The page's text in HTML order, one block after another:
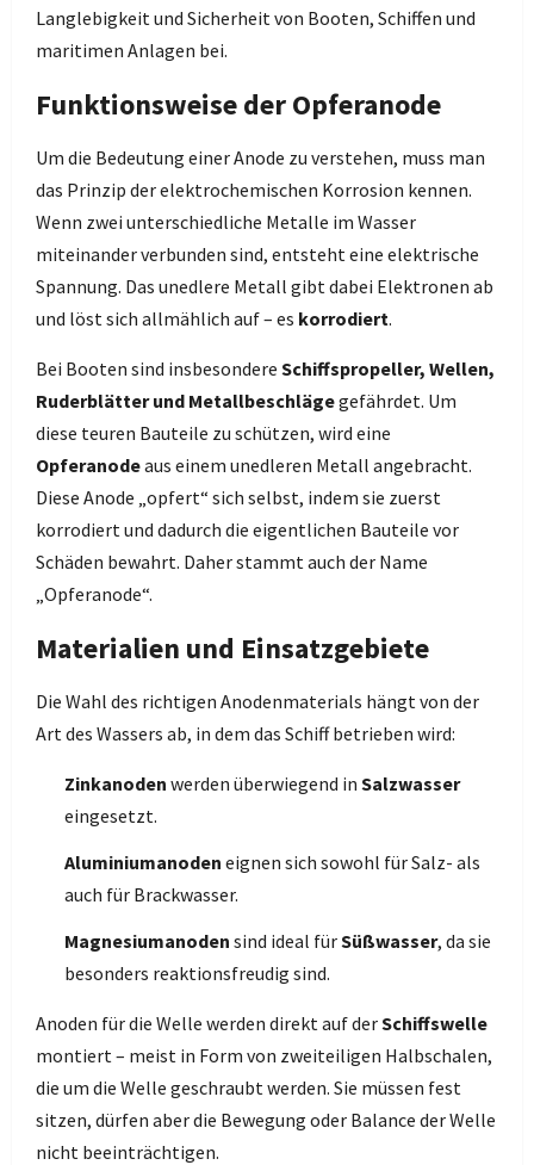
Langlebigkeit und Sicherheit von Booten, Schiffen und
maritimen Anlagen bei.
Funktionsweise der Opferanode
Um die Bedeutung einer Anode zu verstehen, muss man
das Prinzip der elektrochemischen Korrosion kennen.
Wenn zwei unterschiedliche Metalle im Wasser
miteinander verbunden sind, entsteht eine elektrische
Spannung. Das unedlere Metall gibt dabei Elektronen ab
und löst sich allmählich auf – es korrodiert.
Bei Booten sind insbesondere Schiffspropeller, Wellen,
Ruderblätter und Metallbeschlägegefährdet. Um
diese teuren Bauteile zu schützen, wird eine
Opferanodeaus einem unedleren Metall angebracht.
Diese Anode „opfert“ sich selbst, indem sie zuerst
korrodiert und dadurch die eigentlichen Bauteile vor
Schäden bewahrt. Daher stammt auch der Name
„Opferanode“.
Materialien und Einsatzgebiete
Die Wahl des richtigen Anodenmaterials hängt von der
Art des Wassers ab, in dem das Schiff betrieben wird:
Zinkanoden werden überwiegend in Salzwasser
eingesetzt.
Aluminiumanoden eignen sich sowohl für Salz- als
auch für Brackwasser.
Magnesiumanoden sind ideal fürSüßwasser, da sie
besonders reaktionsfreudig sind.
Anoden für die Welle werden direkt auf derSchiffswelle
montiert – meist in Form von zweiteiligen Halbschalen,
die um die Welle geschraubt werden. Sie müssen fest
sitzen, dürfen aber die Bewegung oder Balance der Welle
nicht beeinträchtigen.